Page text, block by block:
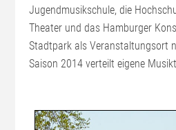
Jugendmusikschule, die
Theater und das Hamburger
Stadtpark als Veranstaltungsort
Saison 2014 verteilt eigene